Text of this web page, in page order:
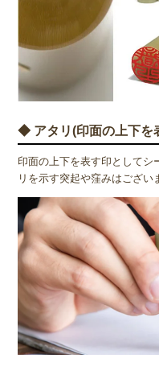
◆ アタリ(印面の上下を
印面の上下を表す印としてシ
リを示す突起や窪みはござい